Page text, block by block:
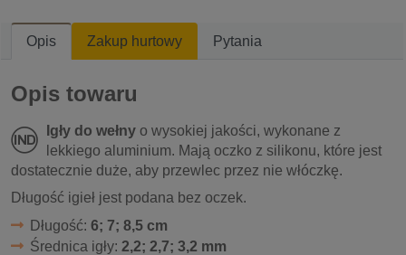
Opis Zakup hurtowy Pytania
Opis towaru
Igły do wełny o wysokiej jakości, wykonane z
lekkiego aluminium. Mają oczko z silikonu, które jest
dostatecznie duże, aby przewlec przez nie włóczkę.
Długość igieł jest podana bez oczek.
Długość: 6; 7; 8,5 cm
Średnica igły: 2,2; 2,7; 3,2 mm